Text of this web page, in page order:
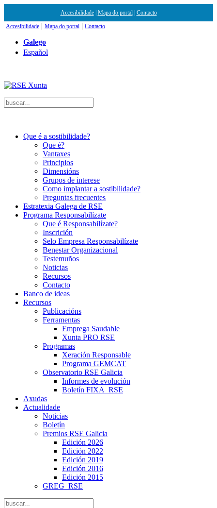
Accesibilidade| Mapa do portal| Contacto
Accesibilidade | Mapa do portal | Contacto
Galego
Español
Que é a sostibilidade?
Que é?
Vantaxes
Principios
Dimensións
Grupos de interese
Como implantar a sostibilidade?
Preguntas frecuentes
Estratexia Galega de RSE
Programa Responsabilízate
Que é Responsabilízate?
Inscrición
Selo Empresa Responsabilízate
Benestar Organizacional
Testemuños
Noticias
Recursos
Contacto
Banco de ideas
Recursos
Publicacións
Ferramentas
Emprega Saudable
Xunta PRO RSE
Programas
Xeración Responsable
Programa GEMCAT
Observatorio RSE Galicia
Informes de evolución
Boletín FIXA_RSE
Axudas
Actualidade
Noticias
Boletín
Premios RSE Galicia
Edición 2026
Edición 2022
Edición 2019
Edición 2016
Edición 2015
GREG_RSE